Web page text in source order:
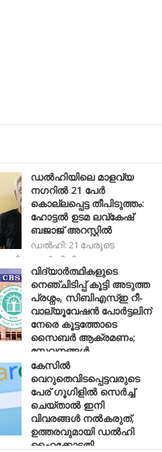
ഡല്‍ഹിയിലെ മാളവ്യ
നഗറിൽ 21 പേർ
കൊല്ലപ്പെട്ട തീപിടുത്തം:
ഹോട്ടൽ ഉടമ ലവ്കേഷ്
ബജാജ് അറസ്റ്റിൽ
ഡൽഹി: 21 പേരുടെ
ഡല്‍ഹിയിലെ മാളവ
വിദ്യാർത്ഥികളുടെ
നെ‌ഞ്ചിടിപ്പ് കൂട്ടി അടുത്ത
പ്രശ്നം, സിബിഎസ്ഇ റീ-
വാല്യൂവേഷൻ പോർട്ടലിന്
നേരെ കൂട്ടത്തോടെ
സൈബർ ആക്രമണം;
സേവനങ്ങൾ
പുനഃസ്ഥാപിച്ചു
റീ-വാല്യൂവേഷൻ
കേസിൽ
വെറുതെവിടപ്പെട്ടവരുടെ
പേര് ഗൂഗിളിൽ സെർച്ച്
ചെയ്താൽ ഇനി
വിവരങ്ങൾ നൽകരുത്,
ഉത്തരവുമായി ഡൽഹി
ഹൈക്കോടതി